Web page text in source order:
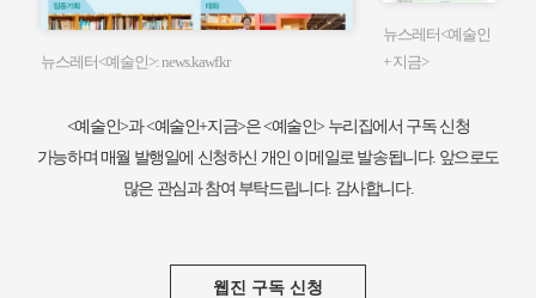
뉴스레터<예술인>: news.kawf.kr
뉴스레터<예술인
+ 지금>
<예술인>과 <예술인+지금>은 <예술인> 누리집에서 구독 신청
가능하며 매월 발행일에 신청하신 개인 이메일로 발송됩니다. 앞으로도
많은 관심과 참여 부탁드립니다. 감사합니다.
웹진 구독 신청